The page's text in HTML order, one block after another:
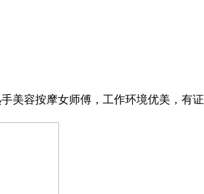
美容按摩女师傅，工作环境优美，有证